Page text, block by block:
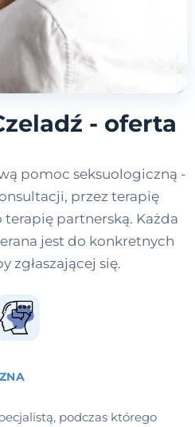
- oferta
pomoc seksuologiczną -
przez terapię
terapię partnerską. Każda
jest do konkretnych
zgłaszającej się.
podczas którego